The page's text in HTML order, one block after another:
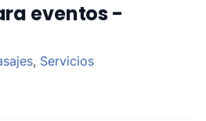
eventos -
, Servicios